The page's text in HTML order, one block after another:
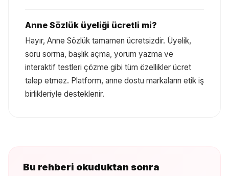
Anne Sözlük üyeliği ücretli mi?
Hayır, Anne Sözlük tamamen ücretsizdir. Üyelik,
soru sorma, başlık açma, yorum yazma ve
interaktif testleri çözme gibi tüm özellikler ücret
talep etmez. Platform, anne dostu markaların etik iş
birlikleriyle desteklenir.
Bu rehberi okuduktan sonra